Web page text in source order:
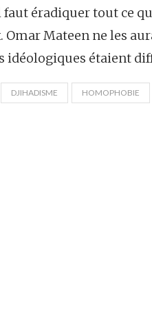
éradiquer tout ce
Omar Mateen ne les
idéologiques étaient
DJIHADISME HOMOPHOBIE